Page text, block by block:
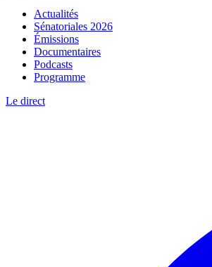
Actualités
Sénatoriales 2026
Émissions
Documentaires
Podcasts
Programme
Le direct